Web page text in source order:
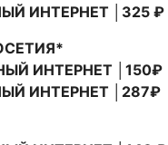
ИНТЕРНЕТ │325 ₽
ИНТЕРНЕТ │150₽
ИНТЕРНЕТ │287₽